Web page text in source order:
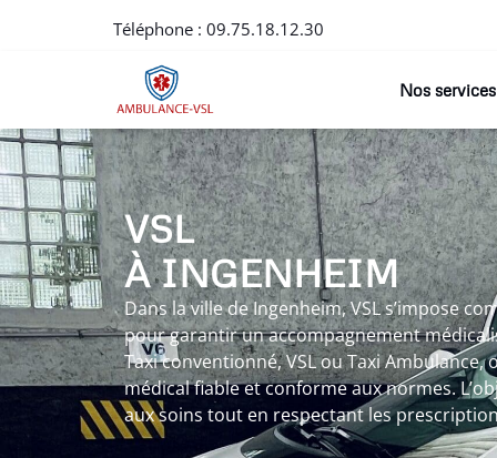
Téléphone : 09.75.18.12.30
Nos services
VSL
À INGENHEIM
Dans la ville de Ingenheim, VSL s’impose
pour garantir un accompagnement
Taxi conventionné, VSL ou Taxi
médical fiable et conforme aux normes.
aux soins tout en respectant les